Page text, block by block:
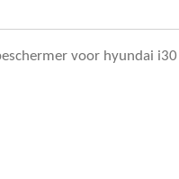
voor hyundai